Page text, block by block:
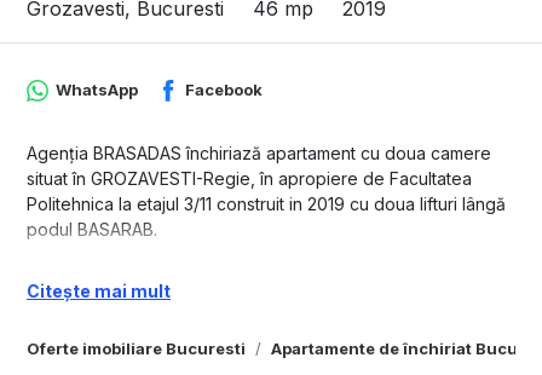
Grozavesti, Bucuresti
46 mp 2019
Oferte imobiliare Bucuresti Apartamente de închiriat
WhatsApp Facebook
Agenția BRASADAS închiriază apartament cu doua camere
situat în GROZAVESTI-Regie, în apropiere de Facultatea
Politehnica la etajul 3/11 construit in 2019 cu doua lifturi lângă
podul BASARAB.
minute de mers pe jos.
Citește mai mult